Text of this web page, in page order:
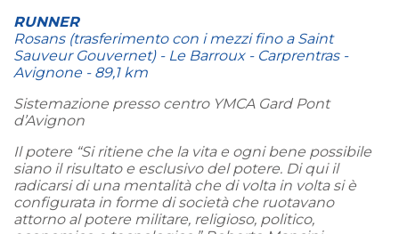
RUNNER
Rosans (trasferimento con i mezzi fino a Saint
Sauveur Gouvernet) - Le Barroux - Carprentras -
Avignone - 89,1 km
Sistemazione presso centro YMCA Gard Pont
d’Avignon
Il potere “Si ritiene che la vita e ogni bene possibile
siano il risultato e esclusivo del potere. Di qui il
radicarsi di una mentalità che di volta in volta si è
configurata in forme di società che ruotavano
attorno al potere militare, religioso, politico,